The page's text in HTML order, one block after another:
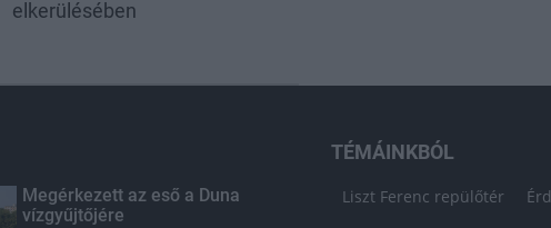
elkerülésében
Megérkezett az eső a Duna
vízgyűjtőjére
TÉMÁINKBÓL
Liszt Ferenc repülőtér Érd